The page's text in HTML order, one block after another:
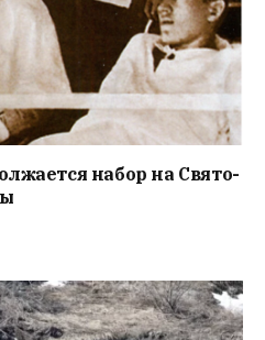
набор на Свято-